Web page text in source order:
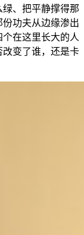
、把平静撑得那
功夫从边缘渗出
在这里长大的人
变了谁，还是卡